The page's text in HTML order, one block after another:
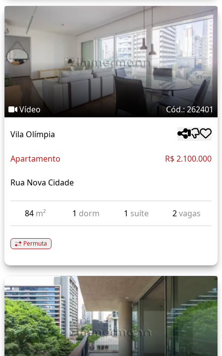
Vídeo Cód.: 262401
Vila Olímpia
Apartamento R$ 2.100.000
Rua Nova Cidade
84 m² 1 dorm 1 suíte 2vagas
Permuta